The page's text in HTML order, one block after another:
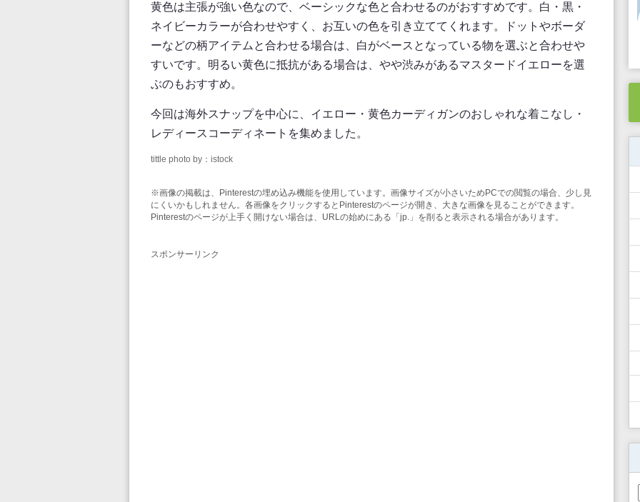
黄色は主張が強い色なので、ベーシックな色と合わせるのがおすすめです。白・黒・
ネイビーカラーが合わせやすく、お互いの色を引き立ててくれます。ドットやボーダ
ーなどの柄アイテムと合わせる場合は、白がベースとなっている物を選ぶと合わせや
すいです。明るい黄色に抵抗がある場合は、やや渋みがあるマスタードイエローを選
ぶのもおすすめ。
今回は海外スナップを中心に、イエロー・黄色カーディガンのおしゃれな着こなし・
レディースコーディネートを集めました。
tittle photo by：istock
※画像の掲載は、Pinterestの埋め込み機能を使用しています。画像サイズが小さいためPCでの閲覧の場合、少し見
にくいかもしれません。各画像をクリックするとPinterestのページが開き、大きな画像を見ることができます。
Pinterestのページが上手く開けない場合は、URLの始めにある「jp.」を削ると表示される場合があります。
スポンサーリンク